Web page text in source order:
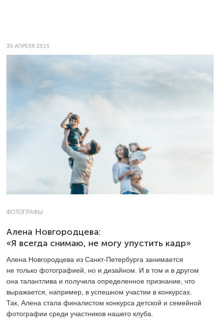
30 АПРЕЛЯ 2015
ФОТОГРАФЫ
Алена Новгородцева:
«Я всегда снимаю, не могу упустить кадр»
Алена Новгородцева из Санкт-Петербурга занимается
не только фотографией, но и дизайном. И в том и в другом
она талантлива и получила определенное признание, что
выражается, например, в успешном участии в конкурсах.
Так, Алена стала финалистом конкурса детской и семейной
фотографии среди участников нашего клуба.